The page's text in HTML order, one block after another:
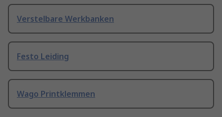
Verstelbare Werkbanken
Festo Leiding
Wago Printklemmen